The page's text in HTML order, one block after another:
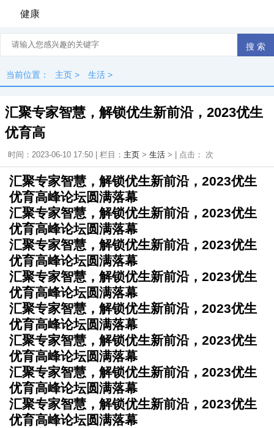
健康
当前位置： 主页 > 生活 >
汇聚专家智慧，解锁优生新前沿，2023优生
优育高
时间：2023-06-10 17:50 | 栏目： 主页 > 生活 > | 点击： 次
汇聚专家智慧，解锁优生新前沿，2023优生
优育高峰论坛圆满落幕
汇聚专家智慧，解锁优生新前沿，2023优生
优育高峰论坛圆满落幕
汇聚专家智慧，解锁优生新前沿，2023优生
优育高峰论坛圆满落幕
汇聚专家智慧，解锁优生新前沿，2023优生
优育高峰论坛圆满落幕
汇聚专家智慧，解锁优生新前沿，2023优生
优育高峰论坛圆满落幕
汇聚专家智慧，解锁优生新前沿，2023优生
优育高峰论坛圆满落幕
汇聚专家智慧，解锁优生新前沿，2023优生
优育高峰论坛圆满落幕
汇聚专家智慧，解锁优生新前沿，2023优生
优育高峰论坛圆满落幕